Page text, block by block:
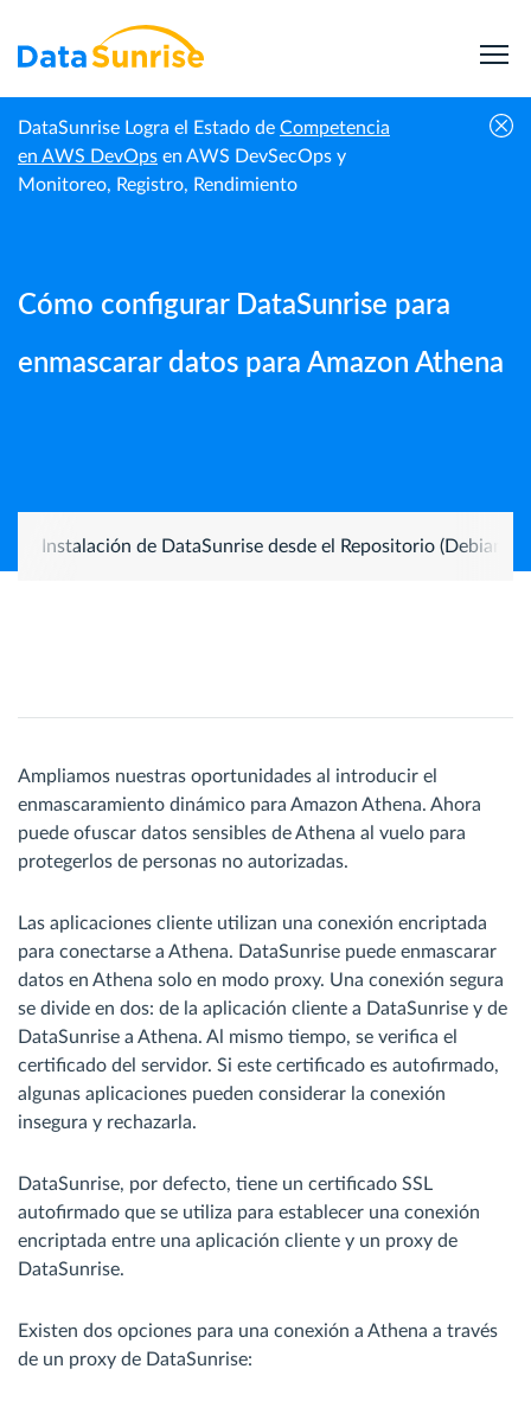
DataSunrise Logra el Estado de Competencia
en AWS DevOps en AWS DevSecOps y
Monitoreo, Registro, Rendimiento
Inicio
Guías |
DataSunrise
Cómo configurar DataSunrise para enmascarar
datos para Amazon Athena
Cómo configurar DataSunrise para
enmascarar datos para Amazon Athena
Instalación de DataSunrise desde el Repositorio (Debian
Ampliamos nuestras oportunidades al introducir el
enmascaramiento dinámico para Amazon Athena. Ahora
puede ofuscar datos sensibles de Athena al vuelo para
protegerlos de personas no autorizadas.
Las aplicaciones cliente utilizan una conexión encriptada
para conectarse a Athena. DataSunrise puede enmascarar
datos en Athena solo en modo proxy. Una conexión segura
se divide en dos: de la aplicación cliente a DataSunrise y de
DataSunrise a Athena. Al mismo tiempo, se verifica el
certificado del servidor. Si este certificado es autofirmado,
algunas aplicaciones pueden considerar la conexión
insegura y rechazarla.
DataSunrise, por defecto, tiene un certificado SSL
autofirmado que se utiliza para establecer una conexión
encriptada entre una aplicación cliente y un proxy de
DataSunrise.
Existen dos opciones para una conexión a Athena a través
de un proxy de DataSunrise: